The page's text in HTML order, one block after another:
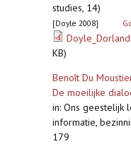
studies, 14)
[Doyle 2008]
KB)
Benoît Du
De moeilijke
in: Ons geestelijk
informatie,
179